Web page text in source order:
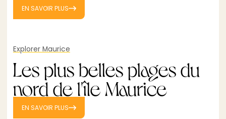
EN SAVOIR PLUS
Explorer Maurice
Les plus belles plages du
nord de l'île Maurice
EN SAVOIR PLUS